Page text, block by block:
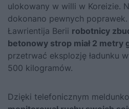
ulokowany w willi w Koreizie.
dokonano pewnych
Ławrientija Berii robotnicy
betonowy strop miał 2 metry
przetrwać eksplozję ładunku
500 kilogramów.
Dzięki telefonicznym